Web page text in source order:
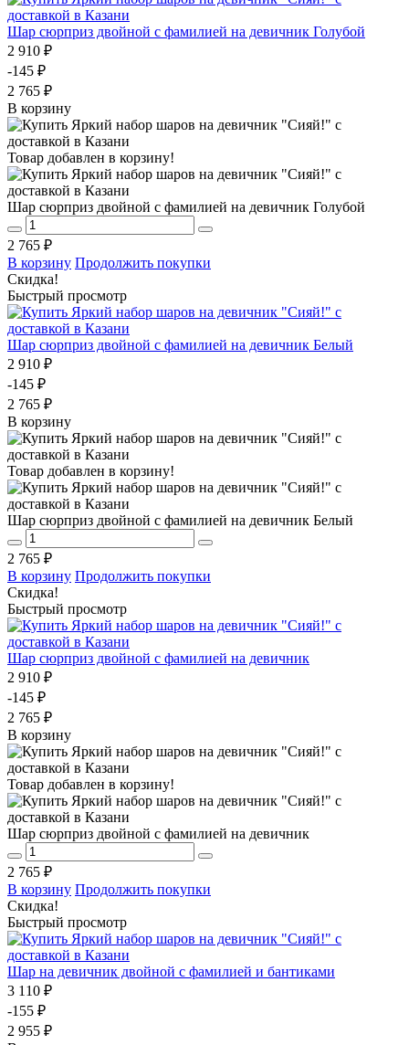
Шар сюрприз двойной с фамилией на девичник Голубой
2 910 ₽
-145 ₽
2 765 ₽
В корзину
Товар добавлен в корзину!
Шар сюрприз двойной с фамилией на девичник Голубой
2 765 ₽
В корзину Продолжить покупки
Скидка!
Быстрый просмотр
Шар сюрприз двойной с фамилией на девичник Белый
2 910 ₽
-145 ₽
2 765 ₽
В корзину
Товар добавлен в корзину!
Шар сюрприз двойной с фамилией на девичник Белый
2 765 ₽
В корзину Продолжить покупки
Скидка!
Быстрый просмотр
Шар сюрприз двойной с фамилией на девичник
2 910 ₽
-145 ₽
2 765 ₽
В корзину
Товар добавлен в корзину!
Шар сюрприз двойной с фамилией на девичник
2 765 ₽
В корзину Продолжить покупки
Скидка!
Быстрый просмотр
Шар на девичник двойной с фамилией и бантиками
3 110 ₽
-155 ₽
2 955 ₽